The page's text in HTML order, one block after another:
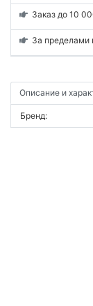
Заказ до 10
За пределами
Описание и
Бренд: